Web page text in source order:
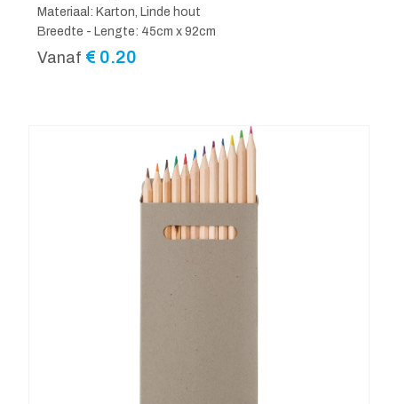
Materiaal: Karton, Linde hout
Breedte - Lengte: 45cm x 92cm
Vanaf € 0.20